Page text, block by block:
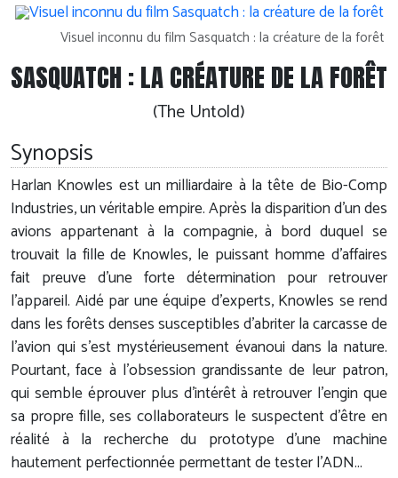
Visuel inconnu du film Sasquatch : la créature de la forêt
SASQUATCH : LA CRÉATURE DE LA FORÊT
(The Untold)
Synopsis
Harlan Knowles est un milliardaire à la tête de Bio-Comp
Industries, un véritable empire. Après la disparition d'un des
avions appartenant à la compagnie, à bord duquel se
trouvait la fille de Knowles, le puissant homme d'affaires
fait preuve d'une forte détermination pour retrouver
l'appareil. Aidé par une équipe d'experts, Knowles se rend
dans les forêts denses susceptibles d'abriter la carcasse de
l'avion qui s'est mystérieusement évanoui dans la nature.
Pourtant, face à l'obsession grandissante de leur patron,
qui semble éprouver plus d'intérêt à retrouver l'engin que
sa propre fille, ses collaborateurs le suspectent d'être en
réalité à la recherche du prototype d'une machine
hautement perfectionnée permettant de tester l'ADN...